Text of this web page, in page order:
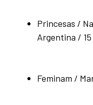
Princesas /
Argentina / 15
Feminam /